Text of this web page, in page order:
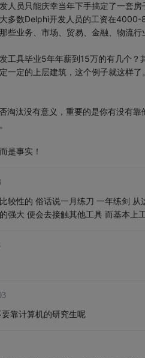
人员只能庆幸当年下手搞定了一套房
多数Delphi开发人员的工资在4000-
些业务、市场、贸易、金融、物流
工具毕业5年年薪到15万的有几个？
一定的上层建筑，这个例子就这样了。
淘汰没有意义，重要的是你有没有
是事实！
较性的 俗话说一月练刀 一年练剑
强大 便会去接触其他工具 而基本上
靠计算机的研究生呢